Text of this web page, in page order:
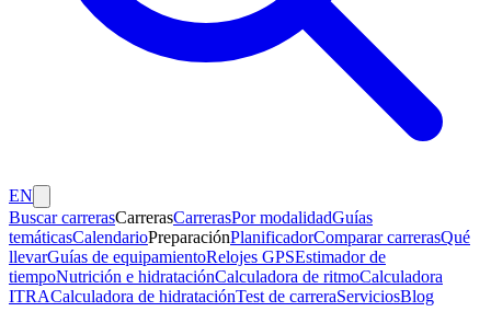
EN
Buscar carrerasCarrerasCarrerasPor modalidadGuías
temáticasCalendarioPreparaciónPlanificadorComparar carrerasQué
llevarGuías de equipamientoRelojes GPSEstimador de
tiempoNutrición e hidrataciónCalculadora de ritmoCalculadora
ITRACalculadora de hidrataciónTest de carreraServiciosBlog